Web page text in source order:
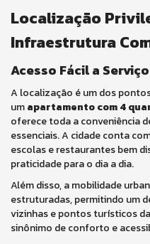
Localização
Infraestrutura
Acesso Fácil a
A localização é um dos
umapartamento com 4
oferece toda a conveniência
essenciais. A cidade conta
escolas e restaurantes bem
praticidade para o dia a dia.
Além disso, a mobilidade
estruturadas, permitindo um
vizinhas e pontos turísticos
sinônimo de conforto e